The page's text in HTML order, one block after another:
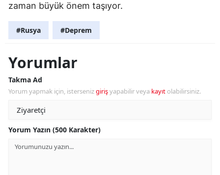
zaman büyük önem taşıyor.
#Rusya #Deprem
Yorumlar
Takma Ad
Yorum yapmak için, istersenizgirişyapabilir veya kayıt olabilirsiniz.
Yorum Yazın (500 Karakter)